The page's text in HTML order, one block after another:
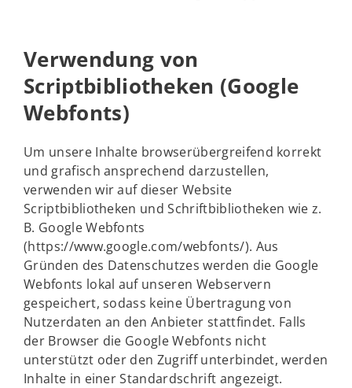
Verwendung von
Scriptbibliotheken (Google
Webfonts)
Um unsere Inhalte browserübergreifend korrekt
und grafisch ansprechend darzustellen,
verwenden wir auf dieser Website
Scriptbibliotheken und Schriftbibliotheken wie z.
B. Google Webfonts
(https://www.google.com/webfonts/). Aus
Gründen des Datenschutzes werden die Google
Webfonts lokal auf unseren Webservern
gespeichert, sodass keine Übertragung von
Nutzerdaten an den Anbieter stattfindet. Falls
der Browser die Google Webfonts nicht
unterstützt oder den Zugriff unterbindet, werden
Inhalte in einer Standardschrift angezeigt.